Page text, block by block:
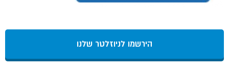
הירשמו לניוזלטר שלנו